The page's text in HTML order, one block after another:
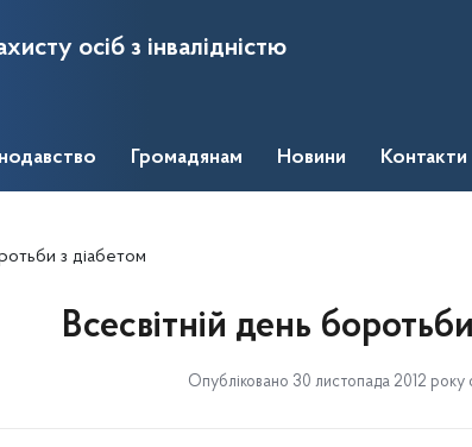
осіб з інвалідністю
Громадянам Новини Контакти
з діабетом
Всесвітній день
Опубліковано 30 листопада 2012 року